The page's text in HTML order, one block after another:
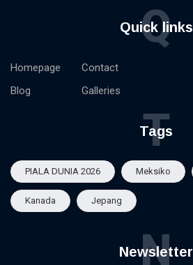
Quick links
Q
Homepage
Blog
Contact
Galleries
Tags
T
PIALA DUNIA 2026 Meksiko
Kanada Jepang
Newsletter
N